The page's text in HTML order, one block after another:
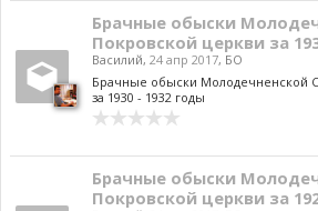
Брачные обыски
Покровской церкви за
Василий, 24 апр 2017, БО
Брачные обыски Молодечненской
за 1930 - 1932 годы
Брачные обыски
Покровской церкви за